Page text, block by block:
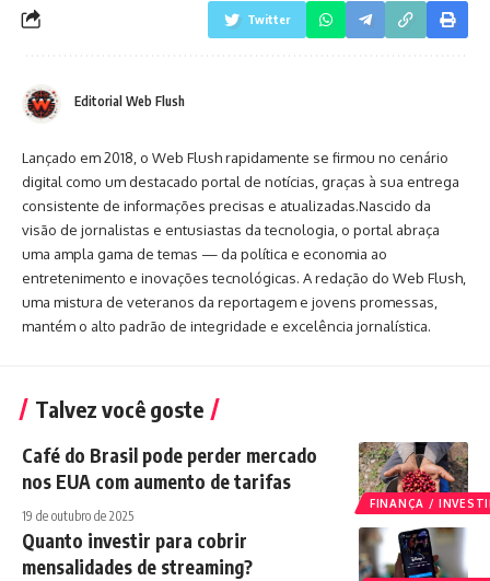
Twitter
Editorial Web Flush
Lançado em 2018, o Web Flush rapidamente se firmou no cenário
digital como um destacado portal de notícias, graças à sua entrega
consistente de informações precisas e atualizadas.Nascido da
visão de jornalistas e entusiastas da tecnologia, o portal abraça
uma ampla gama de temas — da política e economia ao
entretenimento e inovações tecnológicas. A redação do Web Flush,
uma mistura de veteranos da reportagem e jovens promessas,
mantém o alto padrão de integridade e excelência jornalística.
Talvez você goste
FINANÇA /
Café do Brasil pode perder mercado
nos EUA com aumento de tarifas
19 de outubro de 2025
Quanto investir para cobrir
mensalidades de streaming?